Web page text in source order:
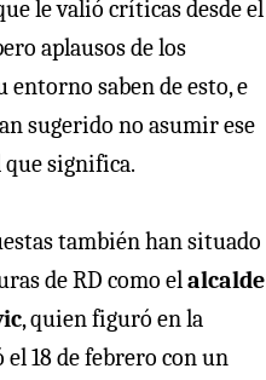
le valió críticas desde el
aplausos de los
entorno saben de esto, e
sugerido no asumir ese
que significa.
también han situado
de RD como el alcalde
, quien figuró en la
18 de febrero con un